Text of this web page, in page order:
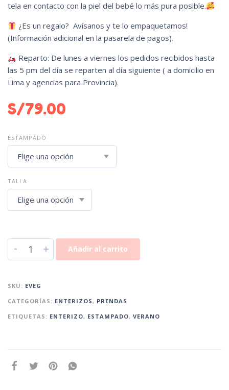
tela en contacto con la piel del bebé lo más pura posible.
¿Es un regalo? Avísanos y te lo empaquetamos!
(Información adicional en la pasarela de pagos).
Reparto: De lunes a viernes los pedidos recibidos hasta
las 5 pm del día se reparten al día siguiente ( a domicilio en
Lima y agencias para Provincia).
S/79.00
ESTAMPADO
TALLA
- + Añadir al carrito
SKU: EVEG
CATEGORÍAS: ENTERIZOS, PRENDAS
ETIQUETAS: ENTERIZO, ESTAMPADO, VERANO